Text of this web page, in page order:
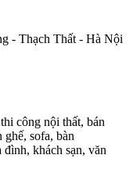
- Thạch Thất - Hà Nội
công nội thất, bán
sofa, bàn
khách sạn, văn